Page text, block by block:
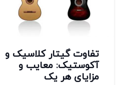
تفاوت گیتار کلاسیک و
آکوستیک: معایب و
مزایای هر یک